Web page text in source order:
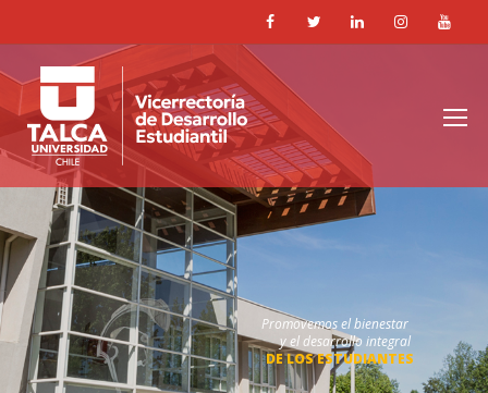
Promovemos el bienestar
DE LOS ESTUDIANTES
y el desarrollo integral